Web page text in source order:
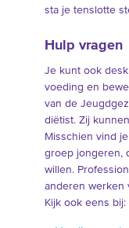
sta je tenslotte
Hulp vragen
Je kunt ook
voeding en
van de
diëtist. Zij
Misschien vind
groep jongeren,
willen.
anderen werken
Kijk ook eens bij: